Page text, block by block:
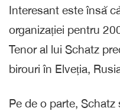
Interesant este însă
organizației pentru
Tenor al lui Schatz
birouri în Elveția,
Pe de o parte,